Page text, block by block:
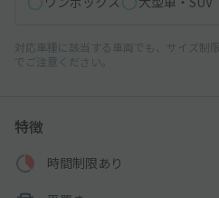
対応車種に該当する車両でも、サイズ制
でご注意ください。
特徴
時間制限あり